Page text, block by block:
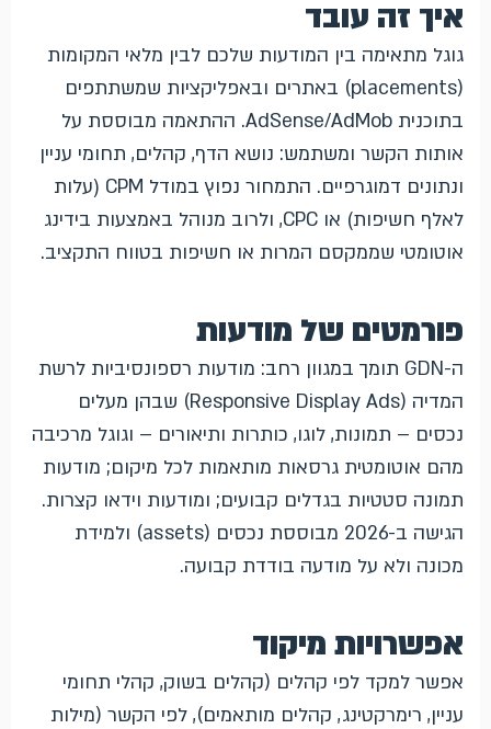
איך זה עובד
גוגל מתאימה בין המודעות שלכם לבין מלאי המקומות
(placements) באתרים ובאפליקציות שמשתתפים
בתוכנית AdSense/AdMob. ההתאמה מבוססת על
אותות הקשר ומשתמש: נושא הדף, קהלים, תחומי עניין
ונתונים דמוגרפיים. התמחור נפוץ במודל CPM (עלות
לאלף חשיפות) או CPC, ולרוב מנוהל באמצעות בידינג
אוטומטי שממקסם המרות או חשיפות בטווח התקציב.
פורמטים של מודעות
ה-GDN תומך במגוון רחב: מודעות רספונסיביות לרשת
המדיה (Responsive Display Ads) שבהן מעלים
נכסים – תמונות, לוגו, כותרות ותיאורים – וגוגל מרכיבה
מהם אוטומטית גרסאות מותאמות לכל מיקום; מודעות
תמונה סטטיות בגדלים קבועים; ומודעות וידאו קצרות.
הגישה ב-2026 מבוססת נכסים (assets) ולמידת
מכונה ולא על מודעה בודדת קבועה.
אפשרויות מיקוד
אפשר למקד לפי קהלים (קהלים בשוק, קהלי תחומי
עניין, רימרקטינג, קהלים מותאמים), לפי הקשר (מילות